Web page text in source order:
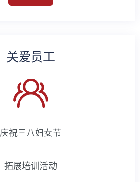
关爱员工
庆祝三八妇女节
拓展培训活动